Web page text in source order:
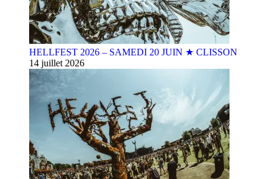
HELLFEST 2026 – SAMEDI 20 JUIN ★ CLISSON
14 juillet 2026